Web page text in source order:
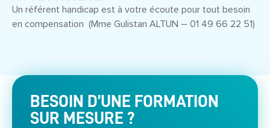
Un référent handicap est à votre écoute pour tout besoin
en compensation (Mme Gulistan ALTUN – 01 49 66 22 51)
BESOIN D’UNE FORMATION
SUR MESURE ?